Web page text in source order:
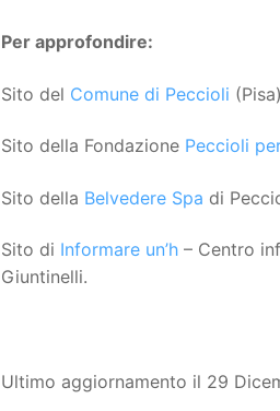
Per approfondire:
Sito del Comune di Peccioli
Sito della Fondazione Peccioli
Sito della Belvedere Spa di
Sito di Informare un’h – Centro
Giuntinelli.
Ultimo aggiornamento il 29